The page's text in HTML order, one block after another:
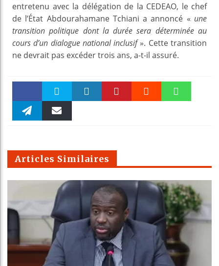
entretenu avec la délégation de la CEDEAO, le chef
de l’État Abdourahamane Tchiani a annoncé « une
transition politique dont la durée sera déterminée au
cours d’un dialogue national inclusif». Cette transition
ne devrait pas excéder trois ans, a-t-il assuré.
Faceboo Twitter
m
Articles Similaires